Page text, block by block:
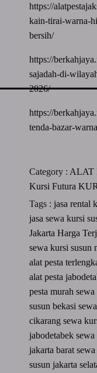
https://
kain-tirai-warna-
bersih/
https://
sajadah-di-
2026/
https://
tenda-bazar-
Category : ALAT
Kursi Futura
Tags : jasa rental
jasa sewa kursi
Jakarta Harga
sewa kursi susun
alat pesta
alat pesta
pesta murah
susun bekasi
cikarangsewa
jabodetabek
jakarta barat
susun jakarta